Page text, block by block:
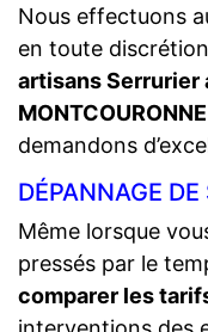
Nous effectuons
en toute
artisans Serrurier
demandons
DÉPANNAGE
Même lorsque
pressés par le
comparer les